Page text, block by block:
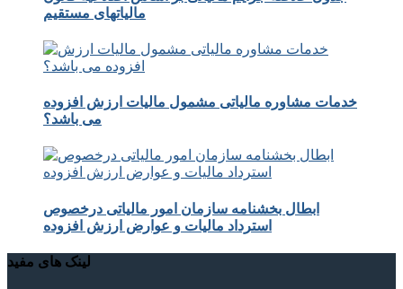
مالیاتهای مستقیم
خدمات مشاوره مالیاتی مشمول مالیات ارزش افزوده
می باشد؟
ابطال بخشنامه سازمان امور مالیاتی درخصوص
استرداد مالیات و عوارض ارزش افزوده
لینک های مفید